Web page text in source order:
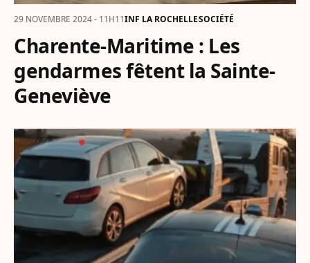
29 NOVEMBRE 2024 - 11H11INF LA ROCHELLESOCIÉTÉ
Charente-Maritime : Les
gendarmes fêtent la Sainte-
Geneviève